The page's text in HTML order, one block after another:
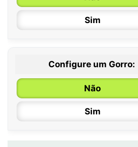
Sim
Configure um Gorro:
Não
Sim